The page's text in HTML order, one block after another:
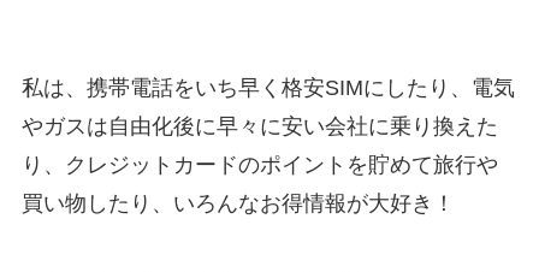
私は、携帯電話をいち早く格安SIMにしたり、電気
やガスは自由化後に早々に安い会社に乗り換えた
り、クレジットカードのポイントを貯めて旅行や
買い物したり、いろんなお得情報が大好き！